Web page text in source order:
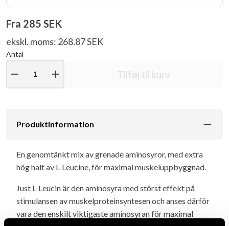
Fra 285 SEK
ekskl. moms: 268.87 SEK
Antal
remove add Tilføj til kurv
Produktinformation
En genomtänkt mix av grenade aminosyror, med extra
hög halt av L-Leucine, för maximal muskeluppbyggnad.
Just L-Leucin är den aminosyra med störst effekt på
stimulansen av muskelproteinsyntesen och anses därför
vara den enskilt viktigaste aminosyran för maximal